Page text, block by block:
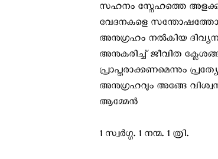
സഹനം സ്നേഹത്തെ
വേദനകളെ
അനുഗ്രഹം നല്‍കിയ
അനുകരിച്ച് ജീവിത
പ്രാപ്തരാക്കണമെന്നും
അനുഗ്രഹവും അങ്ങേ
ആമ്മേന്‍
1 സ്വര്‍ഗ്ഗ. 1 നന്മ. 1 ത്രി.